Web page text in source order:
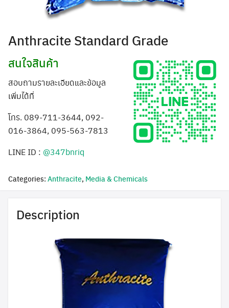
Anthracite Standard Grade
สนใจสินค้า
สอบถามรายละเอียดและข้อมูล
เพิ่มได้ที่
โทร. 089-711-3644, 092-
016-3864, 095-563-7813
LINE ID : @347bnriq
Categories: Anthracite, Media & Chemicals
Description